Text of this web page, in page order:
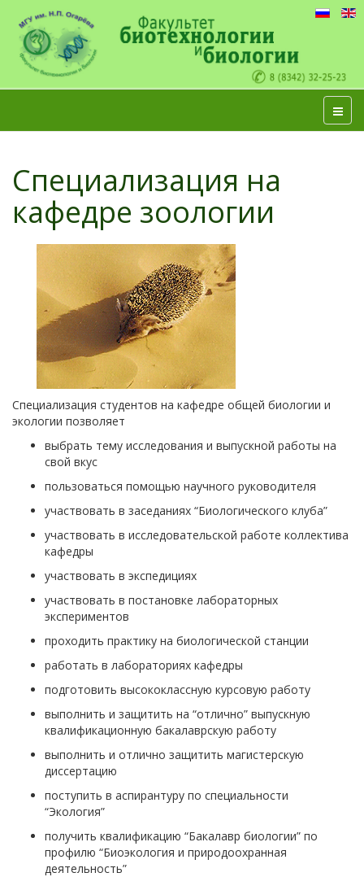
Специализация на
кафедре зоологии
Специализация студентов на кафедре общей биологии и
экологии позволяет
выбрать тему исследования и выпускной работы на
свой вкус
пользоваться помощью научного руководителя
участвовать в заседаниях “Биологического клуба”
участвовать в исследовательской работе коллектива
кафедры
участвовать в экспедициях
участвовать в постановке лабораторных
экспериментов
проходить практику на биологической станции
работать в лабораториях кафедры
подготовить высококлассную курсовую работу
выполнить и защитить на “отлично” выпускную
квалификационную бакалаврскую работу
выполнить и отлично защитить магистерскую
диссертацию
поступить в аспирантуру по специальности
“Экология”
получить квалификацию “Бакалавр биологии” по
профилю “Биоэкология и природоохранная
деятельность”